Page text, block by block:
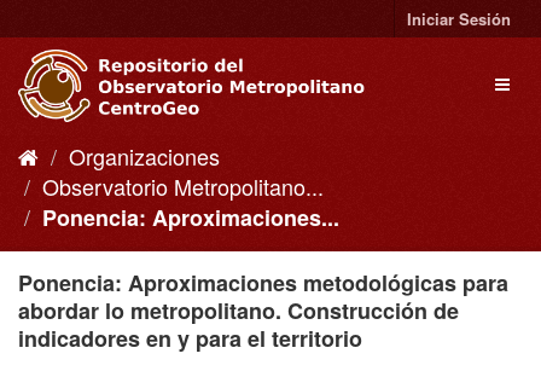
al
contenido
Iniciar Sesión
Organizaciones
Observatorio Metropolitano...
Ponencia: Aproximaciones...
Ponencia: Aproximaciones metodológicas para
abordar lo metropolitano. Construcción de
indicadores en y para el territorio